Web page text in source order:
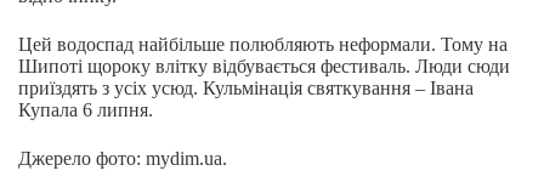
Цей водоспад найбільше полюбляють неформали. Тому на
Шипоті щороку влітку відбувається фестиваль. Люди сюди
приїздять з усіх усюд. Кульмінація святкування – Івана
Купала 6 липня.
Джерело фото: mydim.ua.